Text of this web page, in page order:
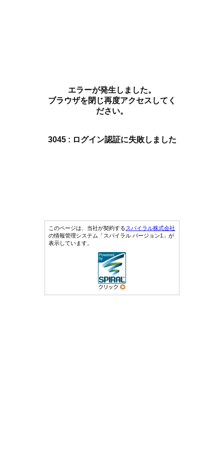
エラーが発生しました。
ブラウザを閉じ再度アクセスしてく
ださい。
3045 : ログイン認証に失敗しました
このページは、当社が契約するスパイラル株式会社
の情報管理システム「スパイラル バージョン1」が
表示しています。